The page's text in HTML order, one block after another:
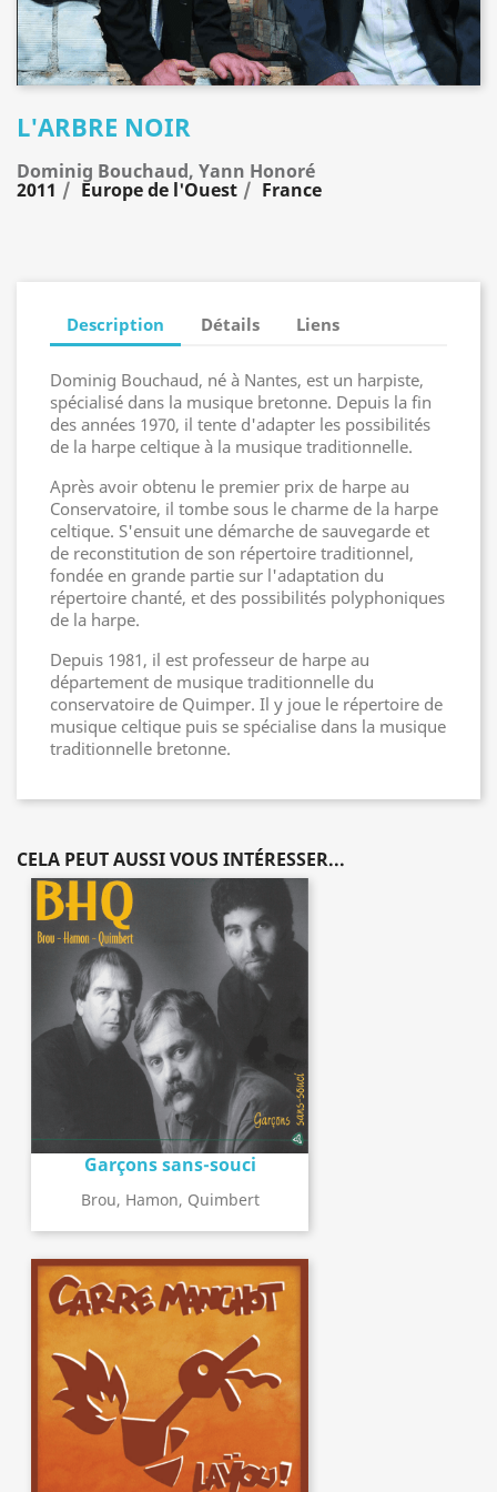
L'ARBRE NOIR
Dominig Bouchaud, Yann Honoré
2011 Europe de l'Ouest France
Description Détails Liens
Dominig Bouchaud, né à Nantes, est un harpiste,
spécialisé dans la musique bretonne. Depuis la fin
des années 1970, il tente d'adapter les possibilités
de la harpe celtique à la musique traditionnelle.
Après avoir obtenu le premier prix de harpe au
Conservatoire, il tombe sous le charme de la harpe
celtique. S'ensuit une démarche de sauvegarde et
de reconstitution de son répertoire traditionnel,
fondée en grande partie sur l'adaptation du
répertoire chanté, et des possibilités polyphoniques
de la harpe.
Depuis 1981, il est professeur de harpe au
département de musique traditionnelle du
conservatoire de Quimper. Il y joue le répertoire de
musique celtique puis se spécialise dans la musique
traditionnelle bretonne.
CELA PEUT AUSSI VOUS INTÉRESSER...
Garçons sans-souci
Brou, Hamon, Quimbert